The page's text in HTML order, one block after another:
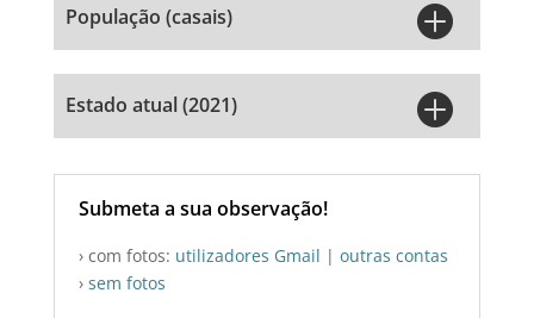
População (casais) 
Estado atual (2021) 
Submeta a sua observação!
› com fotos: utilizadores Gmail | outras contas
› sem fotos